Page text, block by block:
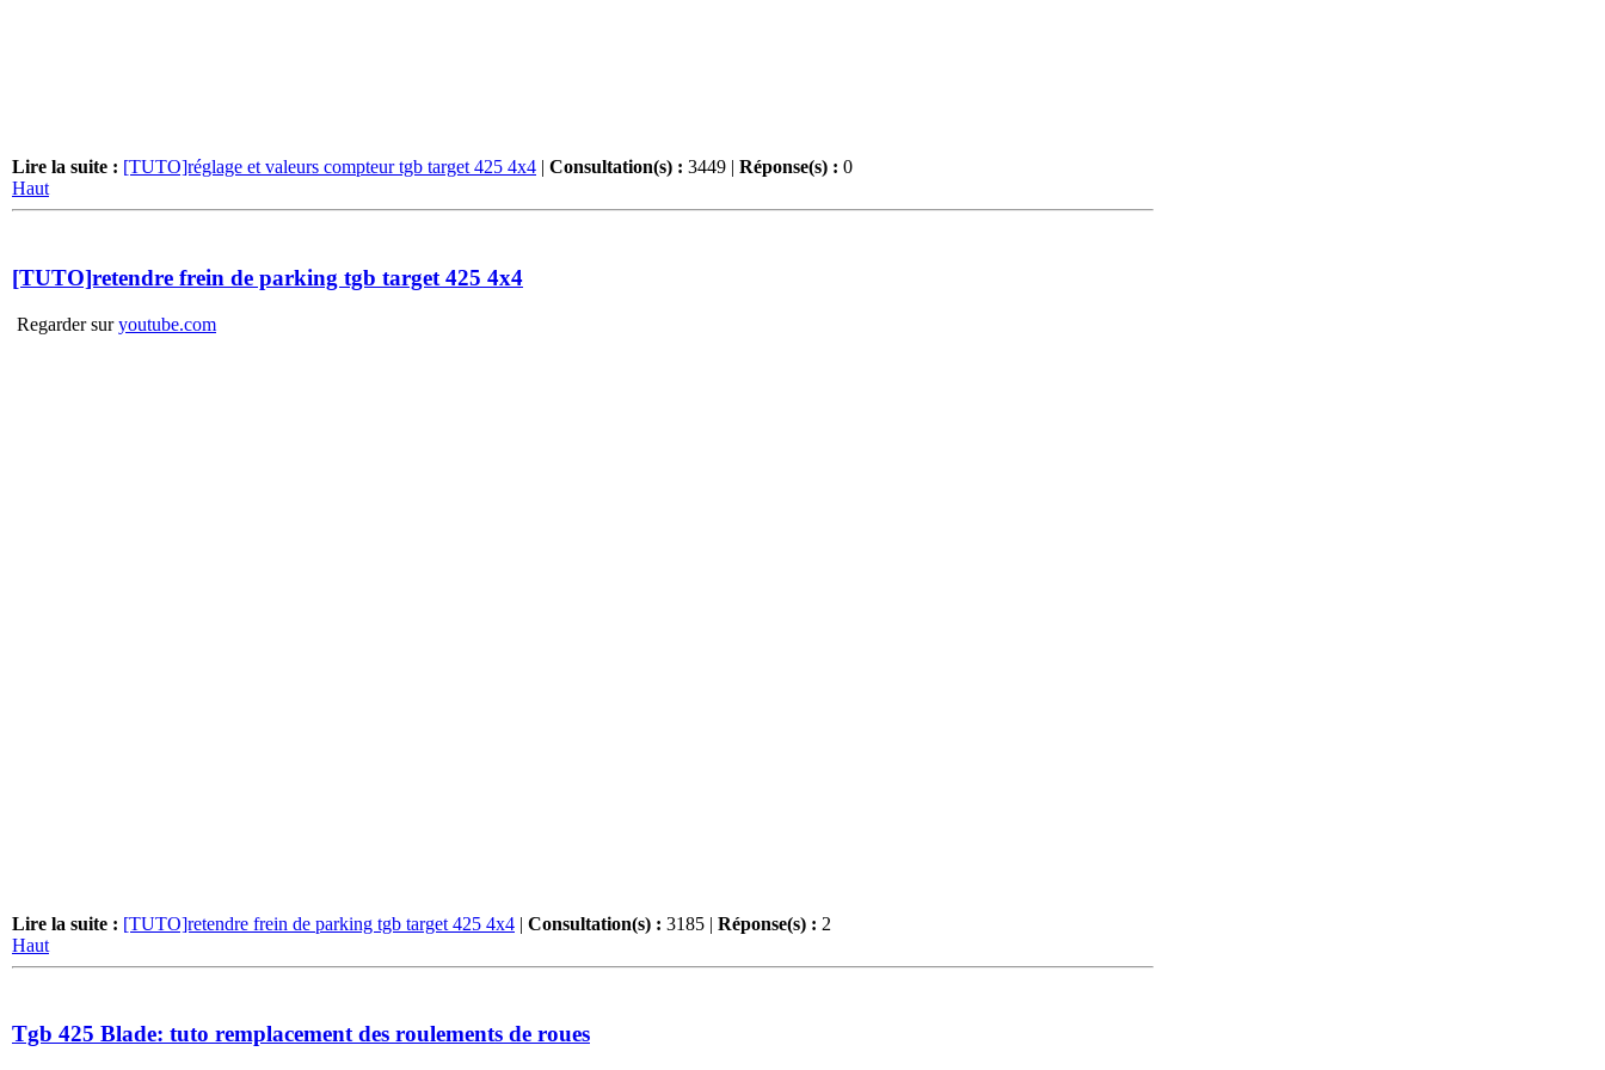
Lire la suite : [TUTO]réglage et valeurs compteur tgb target 425 4x4 | Consultation(s) : 3449 | Réponse(s) : 0
Haut
[TUTO]retendre frein de parking tgb target 425 4x4
Regarder suryoutube.com
Lire la suite : [TUTO]retendre frein de parking tgb target 425 4x4 | Consultation(s) : 3185 | Réponse(s) : 2
Haut
Tgb 425 Blade: tuto remplacement des roulements de roues